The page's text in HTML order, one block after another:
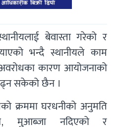
बेवास्ता गरेको र
भन्दै स्थानीयले काम
कारण आयोजनाको
सकेको छैन ।
क्रममा घरधनीको अनुमति
मुआब्जा नदिएको र